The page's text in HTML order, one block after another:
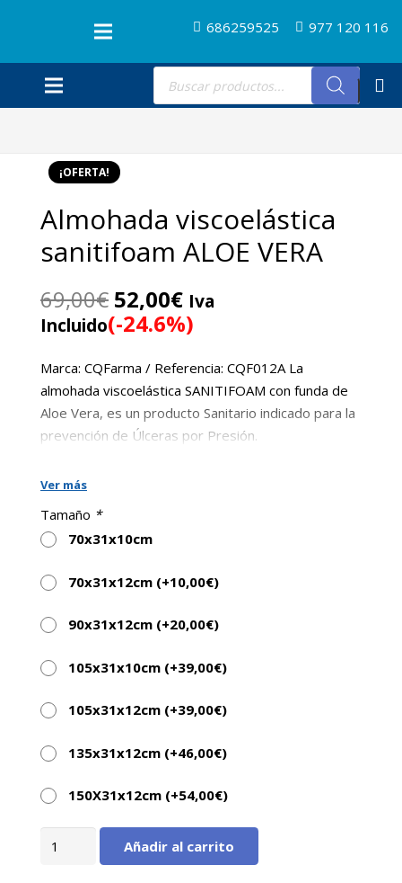
686259525 977 120 116
Búsqueda
productos
¡OFERTA!
Almohada viscoelástica
sanitifoam ALOE VERA
69,00€ El
precio
original
era:
69,00€.
52,00€El
precio
actual
es:
52,00€.
Iva
Incluido(-24.6%)
Marca: CQFarma / Referencia: CQF012A La
almohada viscoelástica SANITIFOAM con funda de
Aloe Vera, es un producto Sanitario indicado para la
prevención de Úlceras por Presión.
Ver más
Tamaño *
70x31x10cm
70x31x12cm (+10,00€)
90x31x12cm (+20,00€)
105x31x10cm (+39,00€)
105x31x12cm (+39,00€)
135x31x12cm (+46,00€)
150X31x12cm (+54,00€)
viscoelástica
Añadir al carrito